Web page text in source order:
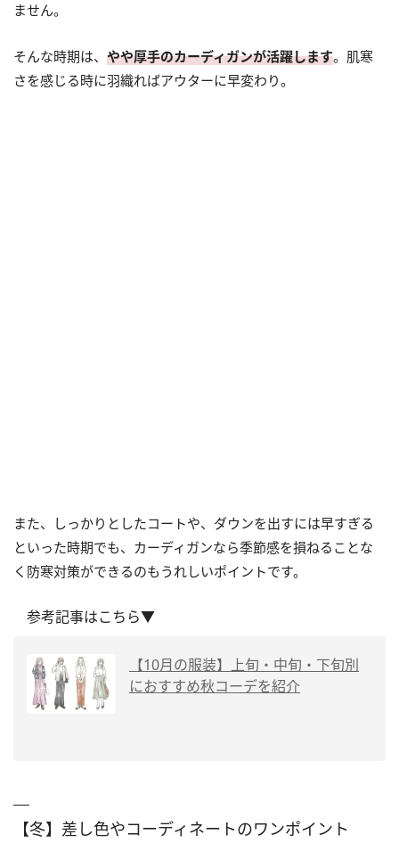
ません。
そんな時期は、 やや厚手のカーディガンが活躍します。肌寒
さを感じる時に羽織ればアウターに早変わり。
また、しっかりとしたコートや、ダウンを出すには早すぎる
といった時期でも、カーディガンなら季節感を損ねることな
く防寒対策ができるのもうれしいポイントです。
参考記事はこちら▼
【10月の服装】上旬・中旬・下旬別
におすすめ秋コーデを紹介
【冬】差し色やコーディネートのワンポイント